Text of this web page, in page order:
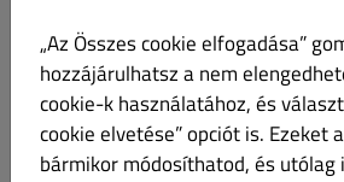
Regisztráció
Bejelentkezés
„Az Összes cookie elfogadása”
hozzájárulhatsz a nem
cookie-k használatához, és
cookie elvetése” opciót is. Ezeket
bármikor módosíthatod, és